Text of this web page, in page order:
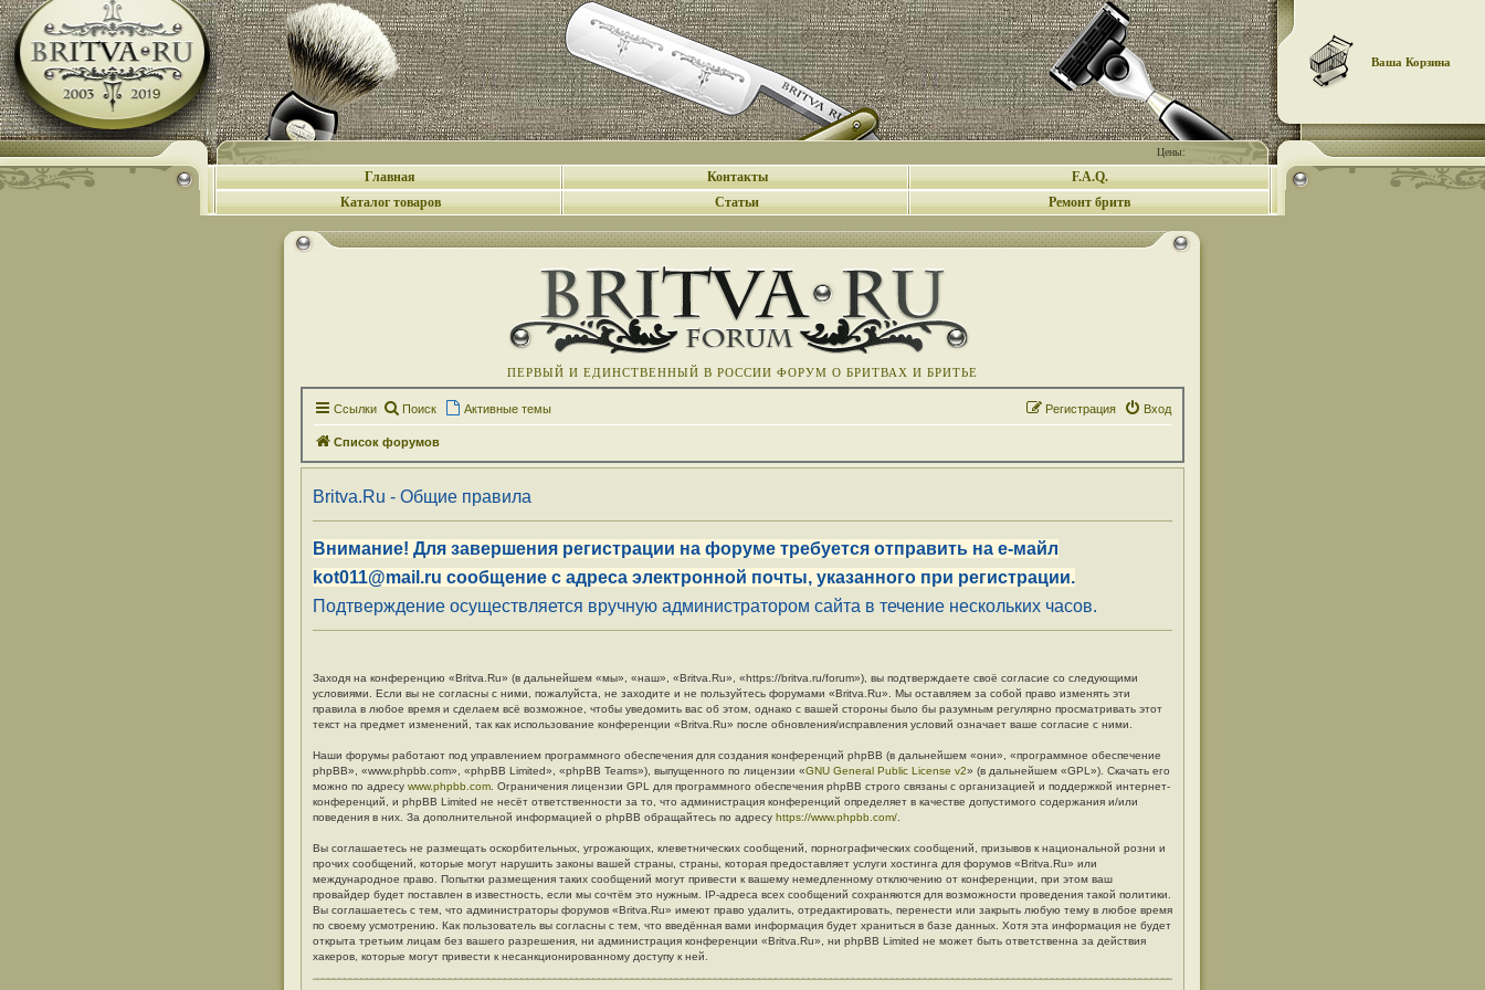
Цены:
Ваша Корзина
Главная Контакты
F.A.Q.
Каталог товаров
Статьи Ремонт бритв
ПЕРВЫЙ И ЕДИНСТВЕННЫЙ В РОССИИ ФОРУМ О БРИТВАХ И БРИТЬЕ
Ссылки Поиск Активные темы Вход
Регистрация
Список форумов
Britva.Ru - Общие правила
Внимание! Для завершения регистрации на форуме требуется отправить на е-майл
kot011@mail.ru сообщение с адреса электронной почты, указанного при регистрации.
Подтверждение осуществляется вручную администратором сайта в течение нескольких часов.
Заходя на конференцию «Britva.Ru» (в дальнейшем «мы», «наш», «Britva.Ru», «https://britva.ru/forum»), вы подтверждаете своё согласие со следующими
условиями. Если вы не согласны с ними, пожалуйста, не заходите и не пользуйтесь форумами «Britva.Ru». Мы оставляем за собой право изменять эти
правила в любое время и сделаем всё возможное, чтобы уведомить вас об этом, однако с вашей стороны было бы разумным регулярно просматривать этот
текст на предмет изменений, так как использование конференции «Britva.Ru» после обновления/исправления условий означает ваше согласие с ними.
Наши форумы работают под управлением программного обеспечения для создания конференций phpBB (в дальнейшем «они», «программное обеспечение
phpBB», «www.phpbb.com», «phpBB Limited», «phpBB Teams»), выпущенного по лицензии «GNU General Public License v2» (в дальнейшем «GPL»). Скачать его
можно по адресу www.phpbb.com . Ограничения лицензии GPL для программного обеспечения phpBB строго связаны с организацией и поддержкой интернет-
конференций, и phpBB Limited не несёт ответственности за то, что администрация конференций определяет в качестве допустимого содержания и/или
поведения в них. За дополнительной информацией о phpBB обращайтесь по адресу https://www.phpbb.com/
Вы соглашаетесь не размещать оскорбительных, угрожающих, клеветнических сообщений, порнографических сообщений, призывов к национальной розни и
прочих сообщений, которые могут нарушить законы вашей страны, страны, которая предоставляет услуги хостинга для форумов «Britva.Ru» или
международное право. Попытки размещения таких сообщений могут привести к вашему немедленному отключению от конференции, при этом ваш
провайдер будет поставлен в известность, если мы сочтём это нужным. IP-адреса всех сообщений сохраняются для возможности проведения такой политики.
Вы соглашаетесь с тем, что администраторы форумов «Britva.Ru» имеют право удалить, отредактировать, перенести или закрыть любую тему в любое время
по своему усмотрению. Как пользователь вы согласны с тем, что введённая вами информация будет храниться в базе данных. Хотя эта информация не будет
открыта третьим лицам без вашего разрешения, ни администрация конференции «Britva.Ru», ни phpBB Limited не может быть ответственна за действия
хакеров, которые могут привести к несанкционированному доступу к ней.